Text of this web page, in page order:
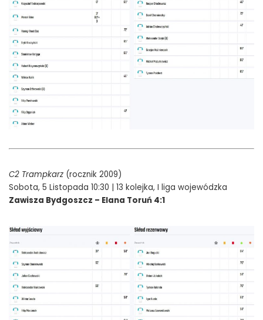
C2 Trampkarz (rocznik 2009)
Sobota, 5 Listopada 10:30 | 13 kolejka, I liga wojewódzka
Zawisza Bydgoszcz – Elana Toruń 4:1